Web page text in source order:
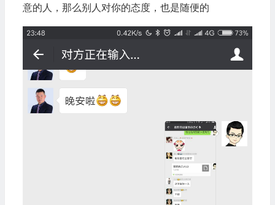
意的人，那么别人对你的态度，也是随便的